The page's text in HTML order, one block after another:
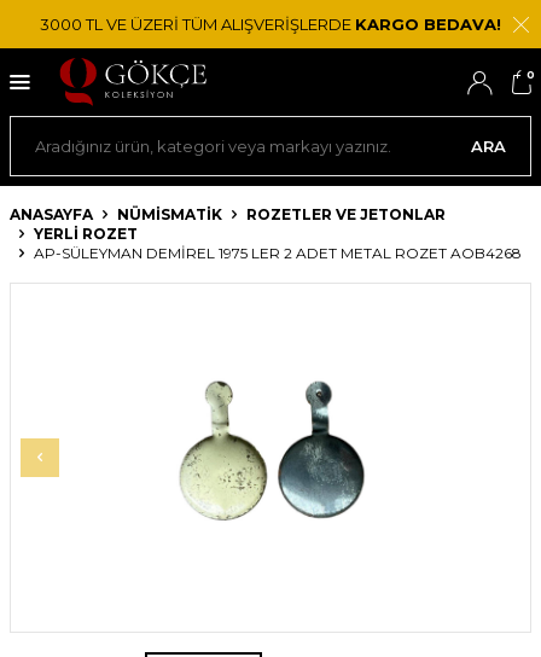
3000 TL VE ÜZERİ TÜM ALIŞVERİŞLERDE KARGO BEDAVA!
ARA
0
ANASAYFA NÜMİSMATİK
ROZETLER VE JETONLAR
YERLI ROZET
AP-SÜLEYMAN DEMIREL 1975 LER 2 ADET METAL ROZET AOB4268